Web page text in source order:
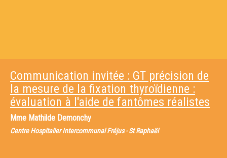
Communication invitée : GT précision de
la mesure de la fixation thyroïdienne :
évaluation à l'aide de fantômes réalistes
Mme Mathilde Demonchy
Centre Hospitalier Intercommunal Fréjus - St Raphaël